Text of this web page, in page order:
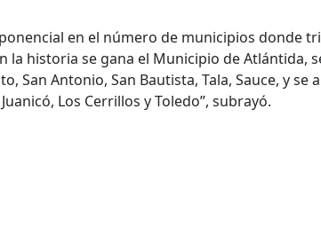
en el número de municipios donde
la historia se gana el Municipio de Atlántida,
San Antonio, San Bautista, Tala, Sauce, y se
Los Cerrillos y Toledo”, subrayó.